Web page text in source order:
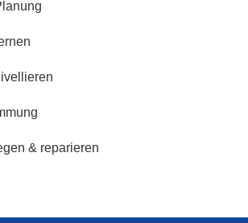
& reparieren